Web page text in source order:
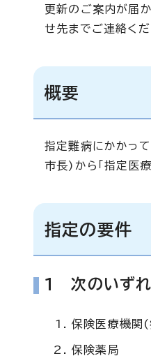
更新のご案内が届
せ先までご連絡くだ
概要
指定難病にかかっ
市長)から「指定医
指定の要件
1 次のいずれ
保険医療機関(
保険薬局